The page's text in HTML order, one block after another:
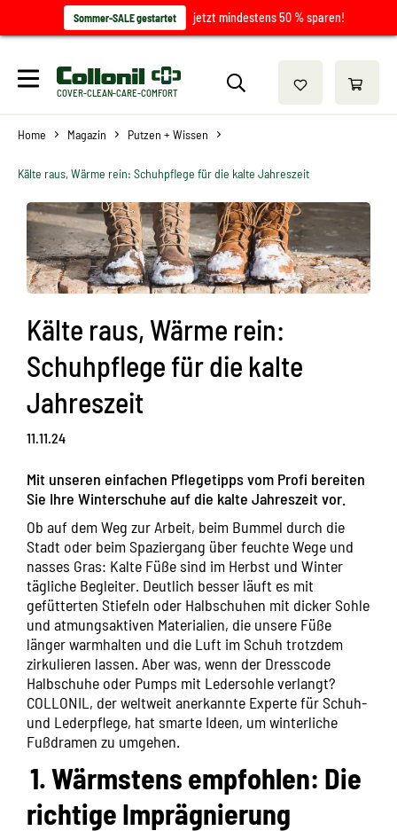
Sommer-SALE gestartet jetzt mindestens 50 % sparen!
COVER-CLEAN-CARE-COMFORT
Home Magazin Putzen + Wissen
Kälte raus, Wärme rein: Schuhpflege für die kalte Jahreszeit
Kälte raus, Wärme rein:
Schuhpflege für die kalte
Jahreszeit
11.11.24
Mit unseren einfachen Pflegetipps vom Profi bereiten
Sie Ihre Winterschuhe auf die kalte Jahreszeit vor.
Ob auf dem Weg zur Arbeit, beim Bummel durch die
Stadt oder beim Spaziergang über feuchte Wege und
nasses Gras: Kalte Füße sind im Herbst und Winter
tägliche Begleiter. Deutlich besser läuft es mit
gefütterten Stiefeln oder Halbschuhen mit dicker Sohle
und atmungsaktiven Materialien, die unsere Füße
länger warmhalten und die Luft im Schuh trotzdem
zirkulieren lassen. Aber was, wenn der Dresscode
Halbschuhe oder Pumps mit Ledersohle verlangt?
COLLONIL, der weltweit anerkannte Experte für Schuh-
und Lederpflege, hat smarte Ideen, um winterliche
Fußdramen zu umgehen.
1. Wärmstens empfohlen: Die
richtige Imprägnierung